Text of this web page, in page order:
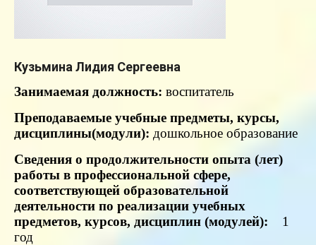
Кузьмина Лидия Сергеевна
Занимаемая должность: воспитатель
Преподаваемые учебные предметы, курсы,
дисциплины(модули): дошкольное образование
Сведения о продолжительности опыта (лет)
работы в профессиональной сфере,
соответствующей образовательной
деятельности по реализации учебных
предметов, курсов, дисциплин (модулей): 1
год